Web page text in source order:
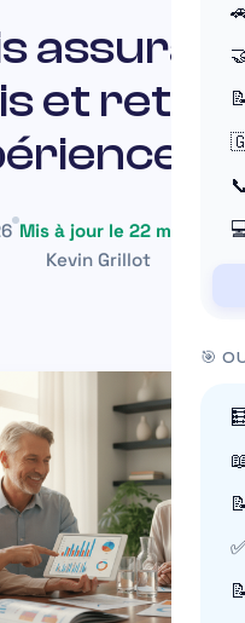
🎯
et
Mis à jour le 22 mai 2026
Kevin Grillot